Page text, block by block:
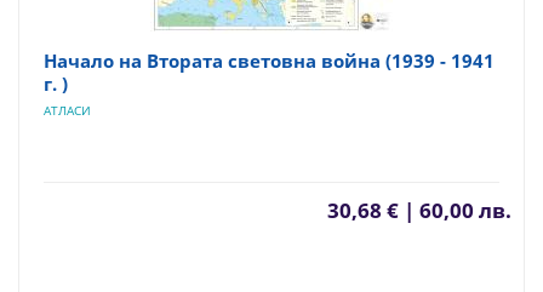
Начало на Втората световна война (1939 - 1941
г. )
АТЛАСИ
30,68 € | 60,00 лв.